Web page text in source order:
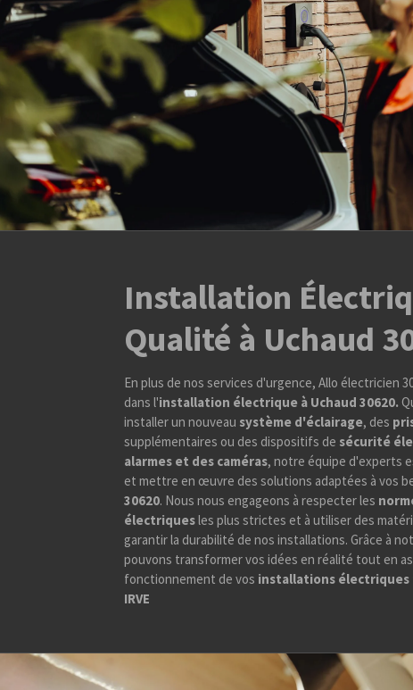
Installation
Qualité à Uchaud
En plus de nos services d'urgence, Allo électricien
dans l'installation électrique à Uchaud 30620.
installer un nouveau système d'éclairage, des
supplémentaires ou des dispositifs de sécurité
alarmes et des caméras, notre équipe d'experts
et mettre en œuvre des solutions adaptées à vos
30620. Nous nous engageons à respecter les
électriquesles plus strictes et à utiliser des
garantir la durabilité de nos installations. Grâce à
pouvons transformer vos idées en réalité tout en
fonctionnement de vos installations électriques
IRVE